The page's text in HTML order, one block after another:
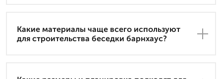
Какие материалы чаще всего используют
для строительства беседки барнхаус?